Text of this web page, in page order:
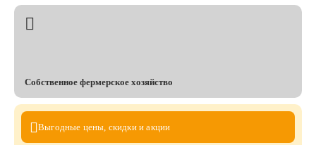
Собственное фермерское хозяйство
Выгодные цены, скидки и акции